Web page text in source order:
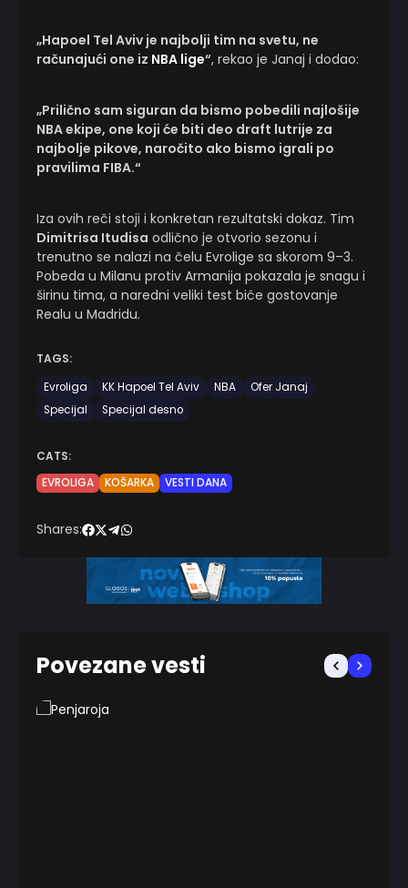
„Hapoel Tel Aviv je najbolji tim na svetu, ne
računajući one iz NBA lige“, rekao je Janaj i dodao:
„Prilično sam siguran da bismo pobedili najlošije
NBA ekipe, one koji će biti deo draft lutrije za
najbolje pikove, naročito ako bismo igrali po
pravilima FIBA.“
Iza ovih reči stoji i konkretan rezultatski dokaz. Tim
Dimitrisa Itudisa odlično je otvorio sezonu i
trenutno se nalazi na čelu Evrolige sa skorom 9–3.
Pobeda u Milanu protiv Armanija pokazala je snagu i
širinu tima, a naredni veliki test biće gostovanje
Realu u Madridu.
TAGS:
Evroliga
KK Hapoel Tel Aviv NBA
Ofer Janaj
Specijal
Specijal desno
CATS:
EVROLIGA
KOŠARKA VESTI DANA
Shares:
Povezane vesti